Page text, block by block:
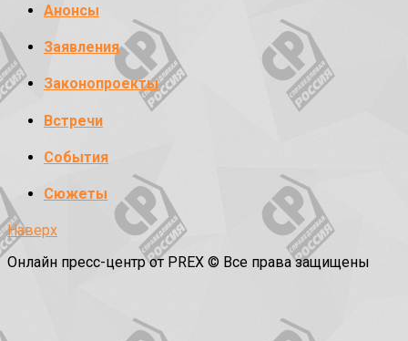
Анонсы
Заявления
Законопроекты
Встречи
События
Сюжеты
Наверх
Онлайн пресс-центр от PREX © Все права защищены